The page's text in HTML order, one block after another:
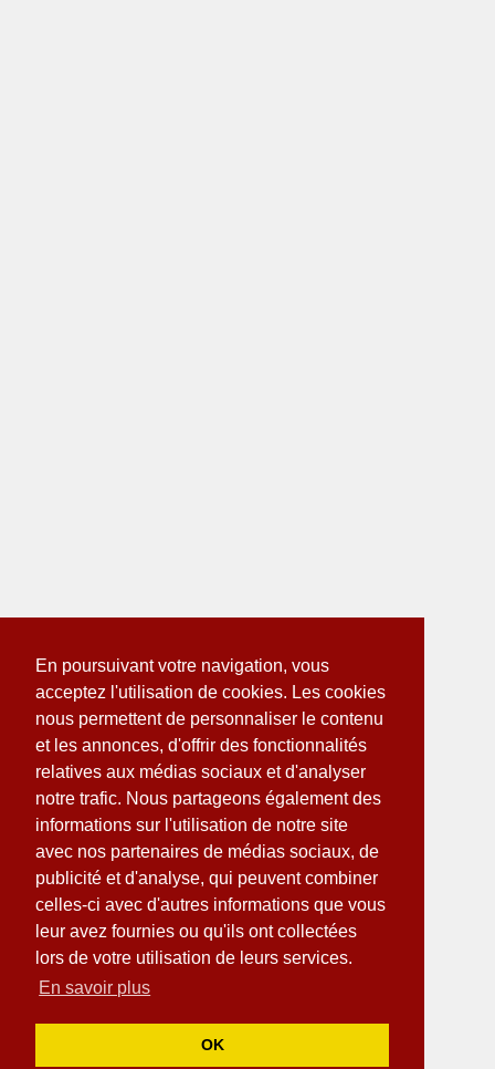
En poursuivant votre navigation, vous
acceptez l'utilisation de cookies. Les cookies
nous permettent de personnaliser le contenu
et les annonces, d'offrir des fonctionnalités
relatives aux médias sociaux et d'analyser
notre trafic. Nous partageons également des
informations sur l'utilisation de notre site
avec nos partenaires de médias sociaux, de
publicité et d'analyse, qui peuvent combiner
celles-ci avec d'autres informations que vous
leur avez fournies ou qu'ils ont collectées
lors de votre utilisation de leurs services.
En savoir plus
OK